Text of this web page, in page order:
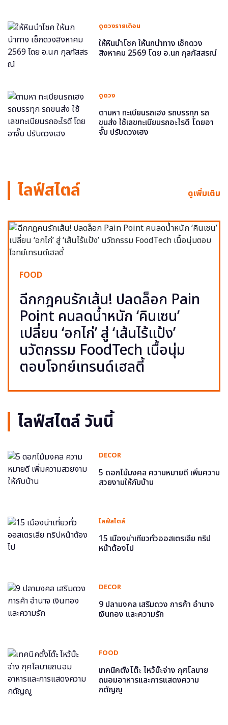
ดูดวงรายเดือน
ให้หินนำโชค ให้นกนำทาง เช็กดวง
สิงหาคม 2569 โดย อ.นก กุลภัสสรณ์
ดูดวง
ตามหา ทะเบียนรถเฮง รถบรรทุก รถ
ขนส่ง ใช้เลขทะเบียนรถอะไรดี โดยอา
จั๊บ ปรับดวงเฮง
ไลฟ์สไตล์ ดูเพิ่มเติม
FOOD
ฉีกกฎคนรักเส้น! ปลดล็อก Pain
Point คนลดน้ำหนัก ‘คินเซน’
เปลี่ยน ‘อกไก่’ สู่ ‘เส้นไร้แป้ง’
นวัตกรรม FoodTech เนื้อนุ่ม
ตอบโจทย์เทรนด์เฮลตี้
ไลฟ์สไตล์ วันนี้
DECOR
5 ดอกไม้มงคล ความหมายดี เพิ่มความ
สวยงามให้กับบ้าน
ไลฟ์สไตล์
15 เมืองน่าเที่ยวทั่วออสเตรเลีย ทริป
หน้าต้องไป
DECOR
9 ปลามงคล เสริมดวง การค้า อำนาจ
เงินทอง และความรัก
FOOD
เทคนิคตั้งโต๊ะ ไหว้บ๊ะจ่าง กุศโลบาย
ถนอมอาหารและการแสดงความ
กตัญญู